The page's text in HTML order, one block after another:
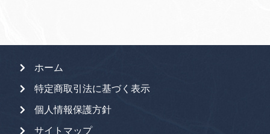
ホーム
特定商取引法に基づく表示
個人情報保護方針
サイトマップ